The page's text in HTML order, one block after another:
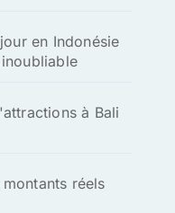
en Indonésie
à Bali
réels